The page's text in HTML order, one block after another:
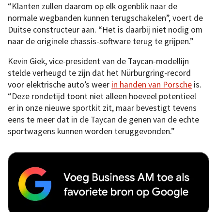
“Klanten zullen daarom op elk ogenblik naar de
normale wegbanden kunnen terugschakelen”, voert de
Duitse constructeur aan. “Het is daarbij niet nodig om
naar de originele chassis-software terug te grijpen.”
Kevin Giek, vice-president van de Taycan-modellijn
stelde verheugd te zijn dat het Nürburgring-record
voor elektrische auto’s weer in handen van Porsche is.
“Deze rondetijd toont niet alleen hoeveel potentieel
er in onze nieuwe sportkit zit, maar bevestigt tevens
eens te meer dat in de Taycan de genen van de echte
sportwagens kunnen worden teruggevonden.”